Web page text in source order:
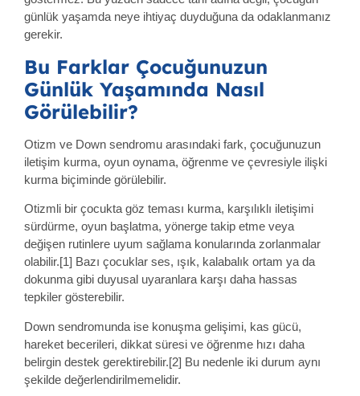
günlük yaşamda neye ihtiyaç duyduğuna da odaklanmanız
gerekir.
Bu Farklar Çocuğunuzun
Günlük Yaşamında Nasıl
Görülebilir?
Otizm ve Down sendromu arasındaki fark, çocuğunuzun
iletişim kurma, oyun oynama, öğrenme ve çevresiyle ilişki
kurma biçiminde görülebilir.
Otizmli bir çocukta göz teması kurma, karşılıklı iletişimi
sürdürme, oyun başlatma, yönerge takip etme veya
değişen rutinlere uyum sağlama konularında zorlanmalar
olabilir.[1] Bazı çocuklar ses, ışık, kalabalık ortam ya da
dokunma gibi duyusal uyaranlara karşı daha hassas
tepkiler gösterebilir.
Down sendromunda ise konuşma gelişimi, kas gücü,
hareket becerileri, dikkat süresi ve öğrenme hızı daha
belirgin destek gerektirebilir.[2] Bu nedenle iki durum aynı
şekilde değerlendirilmemelidir.